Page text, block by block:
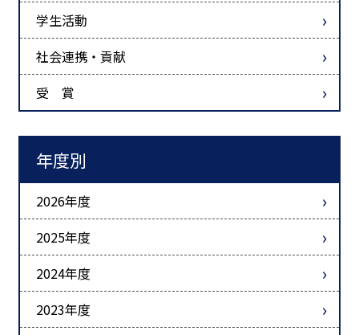
学生活動
社会連携・貢献
受 賞
年度別
2026年度
2025年度
2024年度
2023年度